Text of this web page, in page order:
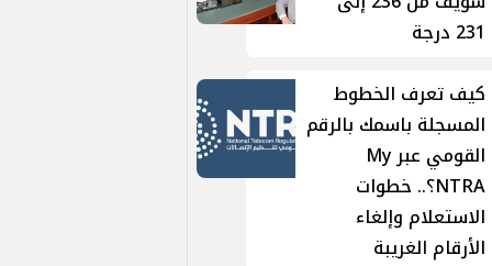
231 درجة
كيف تعرف الخطوط
المسجلة باسمك بالرقم
القومي عبر My
NTRA؟.. خطوات
الاستعلام وإلغاء
الأرقام الغريبة